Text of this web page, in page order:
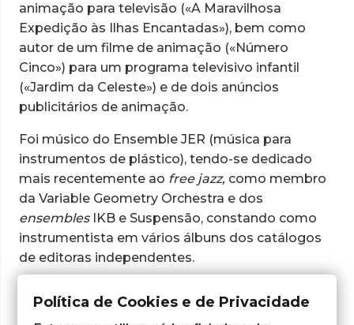
animação para televisão («A Maravilhosa
Expedição às Ilhas Encantadas»), bem como
autor de um filme de animação («Número
Cinco») para um programa televisivo infantil
(«Jardim da Celeste») e de dois anúncios
publicitários de animação.
Foi músico do Ensemble JER (música para
instrumentos de plástico), tendo-se dedicado
mais recentemente ao free jazz, como membro
da Variable Geometry Orchestra e dos
ensemblesIKB e Suspensão, constando como
instrumentista em vários álbuns dos catálogos
de editoras independentes.
jornaisPúblico ,ObservadoreNovo Semanário
Política de Cookies e de Privacidade